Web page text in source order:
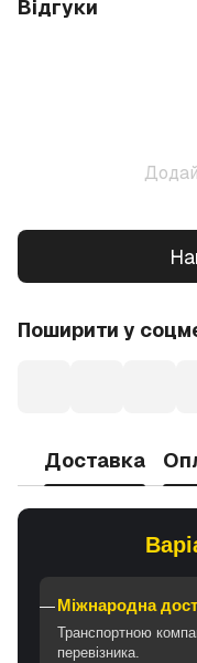
Відгуки
Поширити у
Доставка
Міжнародна
Транспортною
перевізника.